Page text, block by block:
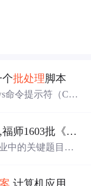
个批处理脚本
命令提示符（CM
彩色输出实
CLI对理解操作
微型计算机的储存系统一般是指,福师1603批《计算机应用基础》
中的关键题目，
,计算机应用基础试题及